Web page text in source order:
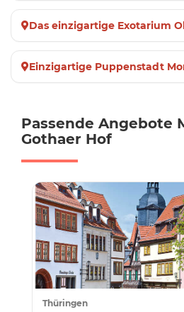
Das einzigartige Exotarium
Einzigartige Puppenstadt
Passende Angebote
Gothaer Hof
Thüringen